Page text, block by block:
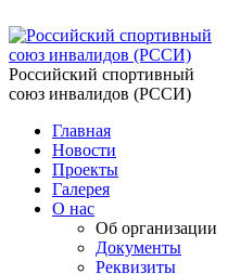
Российский спортивный
союз инвалидов (РССИ)
Главная
Новости
Проекты
Галерея
О нас
Об организации
Документы
Реквизиты